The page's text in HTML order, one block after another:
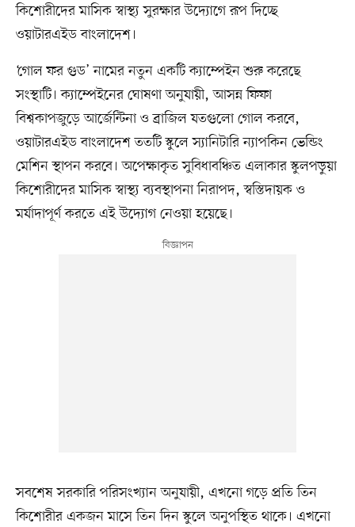
কিশোরীদের মাসিক স্বাস্থ্য সুরক্ষার উদ্যোগে রূপ দিচ্ছে
ওয়াটারএইড বাংলাদেশ।
‘গোল ফর গুড’ নামের নতুন একটি ক্যাম্পেইন শুরু করেছে
সংস্থাটি। ক্যাম্পেইনের ঘোষণা অনুযায়ী, আসন্ন ফিফা
বিশ্বকাপজুড়ে আর্জেন্টিনা ও ব্রাজিল যতগুলো গোল করবে,
ওয়াটারএইড বাংলাদেশ ততটি স্কুলে স্যানিটারি ন্যাপকিন ভেন্ডিং
মেশিন স্থাপন করবে। অপেক্ষাকৃত সুবিধাবঞ্চিত এলাকার স্কুলপড়ুয়া
কিশোরীদের মাসিক স্বাস্থ্য ব্যবস্থাপনা নিরাপদ, স্বস্তিদায়ক ও
মর্যাদাপূর্ণ করতে এই উদ্যোগ নেওয়া হয়েছে।
সবশেষ সরকারি পরিসংখ্যান অনুযায়ী, এখনো গড়ে প্রতি তিন
কিশোরীর একজন মাসে তিন দিন স্কুলে অনুপস্থিত থাকে। এখনো